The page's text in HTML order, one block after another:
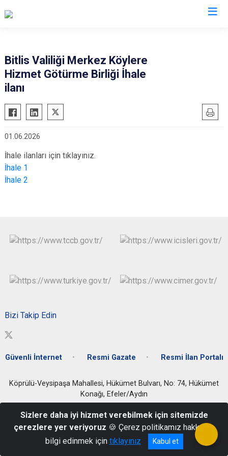
Bitlis Valiliği Merkez Köylere
Hizmet Götürme Birliği İhale
ilanı
01.06.2026
İhale ilanları için tıklayınız.
İhale 1
İhale 2
Bizi Takip Edin
Güvenli İnternet Resmi Gazate Resmi İlan Portalı
Köprülü-Veysipaşa Mahallesi, Hükümet Bulvarı, No: 74, Hükümet
Konağı, Efeler/Aydın
0 256 212 24 16 / 0 256 212 42 59 / 0256 214 55 88 / 0256 213 44
11
Sizlere daha iyi hizmet verebilmek için sitemizde
çerezlere yer veriyoruz 🍪 Çerez politikamız hakkında
bilgi edinmek için tıklayınız Kabul et